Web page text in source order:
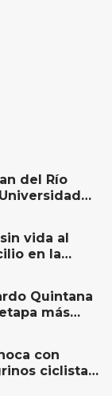
del Río
recibir
vida al
en la
San Juan del
Quintana
más
vial
con
ciclistas
Querétaro